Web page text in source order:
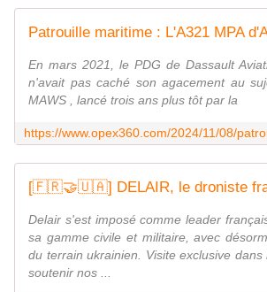
En mars 2021, le PDG de Dassault
n'avait pas caché son agacement au
MAWS , lancé trois ans plus tôt par la
Delair s'est imposé comme leader
sa gamme civile et militaire, avec
du terrain ukrainien. Visite exclusive dans
soutenir nos ...